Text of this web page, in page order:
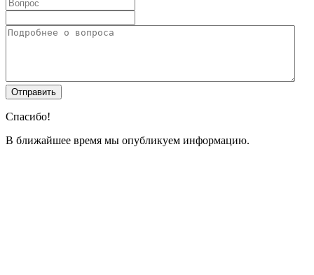
Спасибо!
В ближайшее время мы опубликуем информацию.